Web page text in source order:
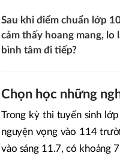
Sau khi điểm chuẩn lớp
cảm thấy hoang mang, lo
bình tâm đi tiếp?
Chọn học những
Trong kỳ thi tuyển sinh
nguyện vọng vào 114
vào sáng 11.7, có khoảng